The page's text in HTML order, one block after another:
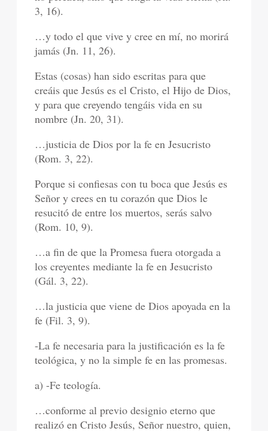
3, 16).
…y todo el que vive y cree en mí, no morirá
jamás (Jn. 11, 26).
Estas (cosas) han sido escritas para que
creáis que Jesús es el Cristo, el Hijo de Dios,
y para que creyendo tengáis vida en su
nombre (Jn. 20, 31).
…justicia de Dios por la fe en Jesucristo
(Rom. 3, 22).
Porque si confiesas con tu boca que Jesús es
Señor y crees en tu corazón que Dios le
resucitó de entre los muertos, serás salvo
(Rom. 10, 9).
…a fin de que la Promesa fuera otorgada a
los creyentes mediante la fe en Jesucristo
(Gál. 3, 22).
…la justicia que viene de Dios apoyada en la
fe (Fil. 3, 9).
-La fe necesaria para la justificación es la fe
teológica, y no la simple fe en las promesas.
a) -Fe teología.
…conforme al previo designio eterno que
realizó en Cristo Jesús, Señor nuestro, quien,